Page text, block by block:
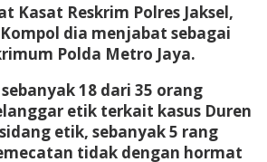
Kasat Reskrim Polres Jaksel,
dia menjabat sebagai
Polda Metro Jaya.
18 dari 35 orang
etik terkait kasus Duren
etik, sebanyak 5 rang
tidak dengan hormat